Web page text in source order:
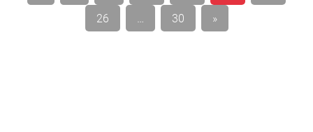
der
26
… 30 »